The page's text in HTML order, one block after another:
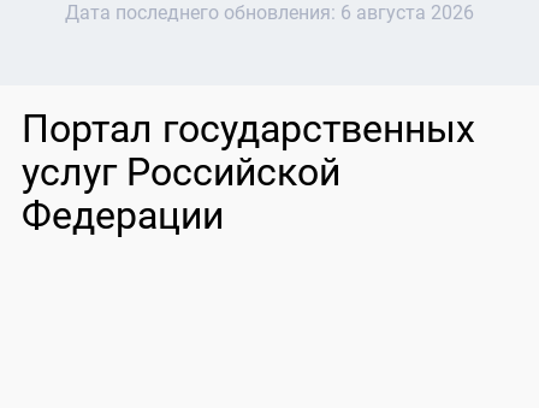
Дата последнего обновления: 6 августа 2026
Портал государственных
услуг Российской
Федерации